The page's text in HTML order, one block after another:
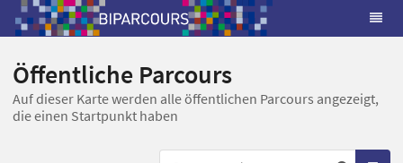
Öffentliche Parcours
Auf dieser Karte werden alle öffentlichen Parcours angezeigt,
die einen Startpunkt haben